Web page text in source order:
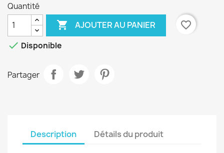
Quantité
 AJOUTER AU PANIER
favorite_border
 Disponible
Partager
Description Détails du produit